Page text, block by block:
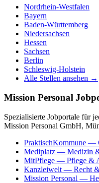
Nordrhein-Westfalen
Bayern
Baden-Württemberg
Niedersachsen
Hessen
Sachsen
Berlin
Schleswig-Holstein
Alle Stellen ansehen →
Mission Personal
Spezialisierte Jobportale für
Mission Personal GmbH,
PraktischKommune —
Mediplatz — Medizin
MitPflege — Pflege &
Kanzleiwelt — Recht
Mission Personal —